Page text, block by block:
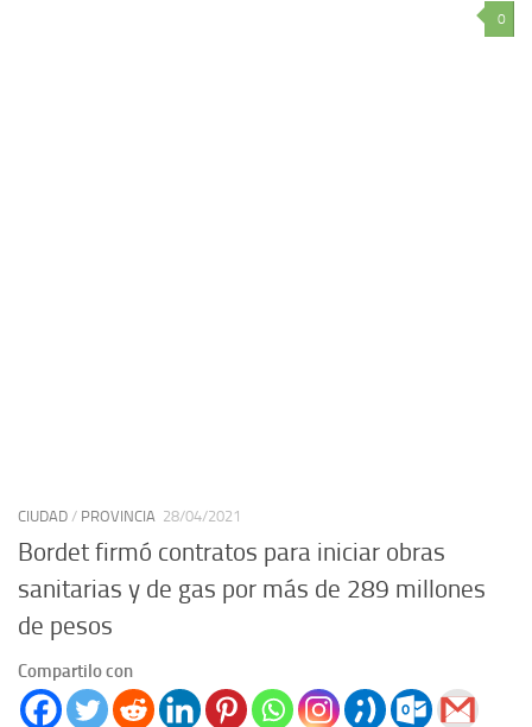
0
CIUDAD / PROVINCIA 28/04/2021
Bordet firmó contratos para iniciar obras
sanitarias y de gas por más de 289 millones
de pesos
Compartilo con